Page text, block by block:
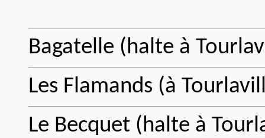
Bagatelle (halte à
Les Flamands (à
Le Becquet (halte à